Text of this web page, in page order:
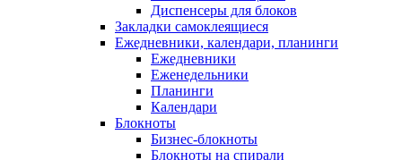
Диспенсеры для блоков
Закладки самоклеящиеся
Ежедневники, календари, планинги
Ежедневники
Еженедельники
Планинги
Календари
Блокноты
Бизнес-блокноты
Блокноты на спирали